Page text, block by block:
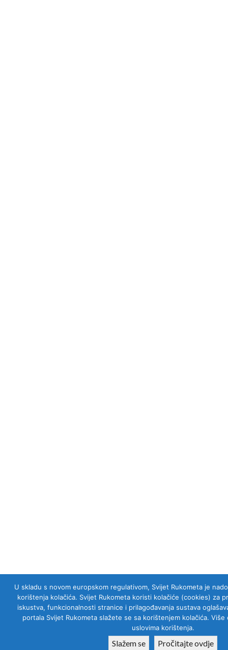
U skladu s novom europskom regulativom, Svijet Rukometa je
korištenja kolačića. Svijet Rukometa koristi kolačiće (cookies) za
iskustva, funkcionalnosti stranice i prilagođavanja sustava
portala Svijet Rukometa slažete se sa korištenjem kolačića.
uslovima korištenja.
Slažem se Pročitajte ovdje